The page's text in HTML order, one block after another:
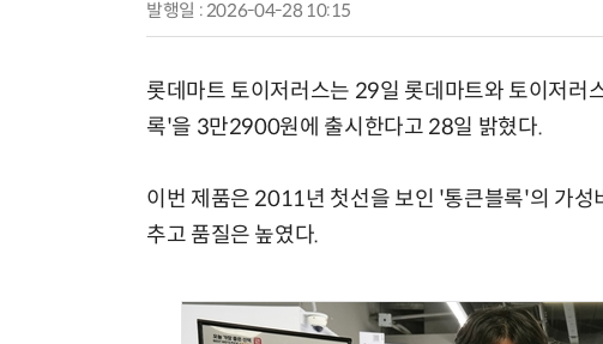
발행일 : 2026-04-28 10:15
롯데마트 토이저러스는 29일 롯데마트와 토이저
록'을 3만2900원에 출시한다고 28일 밝혔다.
이번 제품은 2011년 첫선을 보인 '통큰블록'의 가성
추고 품질은 높였다.